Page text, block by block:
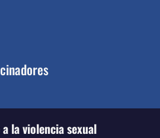
la violencia sexual